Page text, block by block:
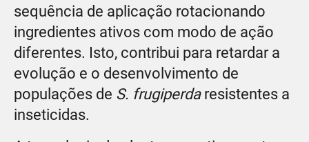
sequência de aplicação rotacionando
ingredientes ativos com modo de ação
diferentes. Isto, contribui para retardar a
evolução e o desenvolvimento de
populações de S. frugiperdaresistentes a
inseticidas.